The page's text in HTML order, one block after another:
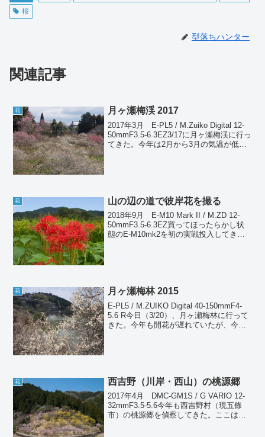
桜
型落ちハンター
関連記事
花 月ヶ瀬梅渓 2017
2017年3月 E-PL5 / M.Zuiko Digital 12-
50mmF3.5-6.3EZ3/17に月ヶ瀬梅渓に行っ
てきた。今年は2月から3月の気温が低か
花 山の辺の道で彼岸花を撮る
2018年9月 E-M10 Mark II / M.ZD 12-
50mmF3.5-6.3EZ買ってほったらかし状
態のE-M10mk2を初の実戦投入してき
花 月ヶ瀬梅林 2015
E-PL5 / M.ZUIKO Digital 40-150mmF4-
5.6 R今日（3/20）、月ヶ瀬梅林に行って
きた。今年も開花が遅れていたが、今週
花 西吉野（川岸・西山）の桃源郷
2017年4月 DMC-GM1S / G VARIO 12-
32mmF3.5-5.6今年も西吉野村（現五條
市）の桃源郷を偵察してきた。ここは黄